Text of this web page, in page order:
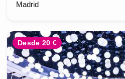
Madrid
Desde 20 €